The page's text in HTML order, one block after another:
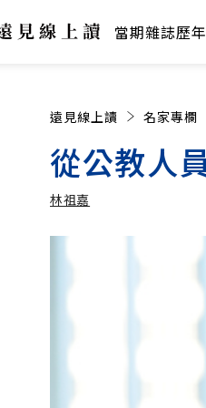
當期雜誌歷
遠見線上讀 名家專欄
從公教人
林祖嘉